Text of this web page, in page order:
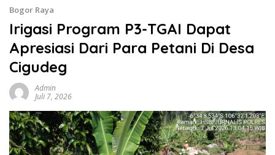
Bogor Raya
Irigasi Program P3-TGAI Dapat
Apresiasi Dari Para Petani Di Desa
Cigudeg
Admin
Juli 7, 2026